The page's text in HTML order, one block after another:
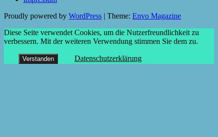
Proudly powered by WordPress | Theme: Envo Magazine
Diese Seite verwendet Cookies, um die Nutzerfreundlichkeit zu
verbessern. Mit der weiteren Verwendung stimmen Sie dem zu.
Verstanden Datenschutzerklärung